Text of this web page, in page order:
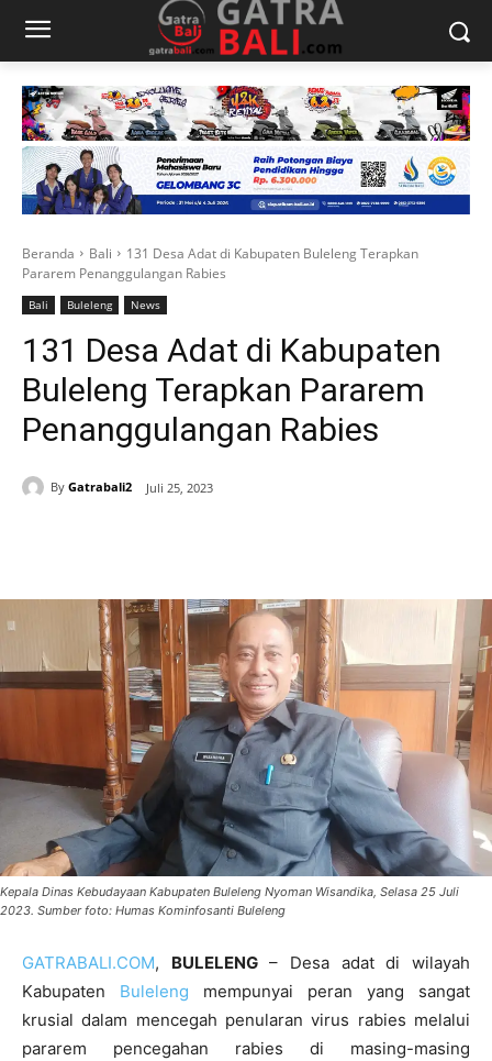
Beranda Bali
131 Desa Adat di Kabupaten Buleleng Terapkan
Pararem Penanggulangan Rabies
Bali Buleleng News
131 Desa Adat di Kabupaten
Buleleng Terapkan Pararem
Penanggulangan Rabies
By Gatrabali2 Juli 25, 2023
Kepala Dinas Kebudayaan Kabupaten Buleleng Nyoman Wisandika, Selasa 25 Juli
2023. Sumber foto: Humas Kominfosanti Buleleng
GATRABALI.COM, BULELENG– Desa adat di wilayah
Kabupaten Buleleng mempunyai peran yang sangat
krusial dalam mencegah penularan virus rabies melalui
pararem pencegahan rabies di masing-masing